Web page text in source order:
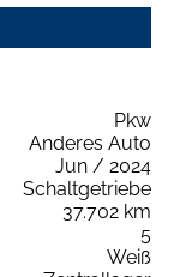
Pkw
Anderes Auto
Jun / 2024
Schaltgetriebe
37.702 km
5
Weiß